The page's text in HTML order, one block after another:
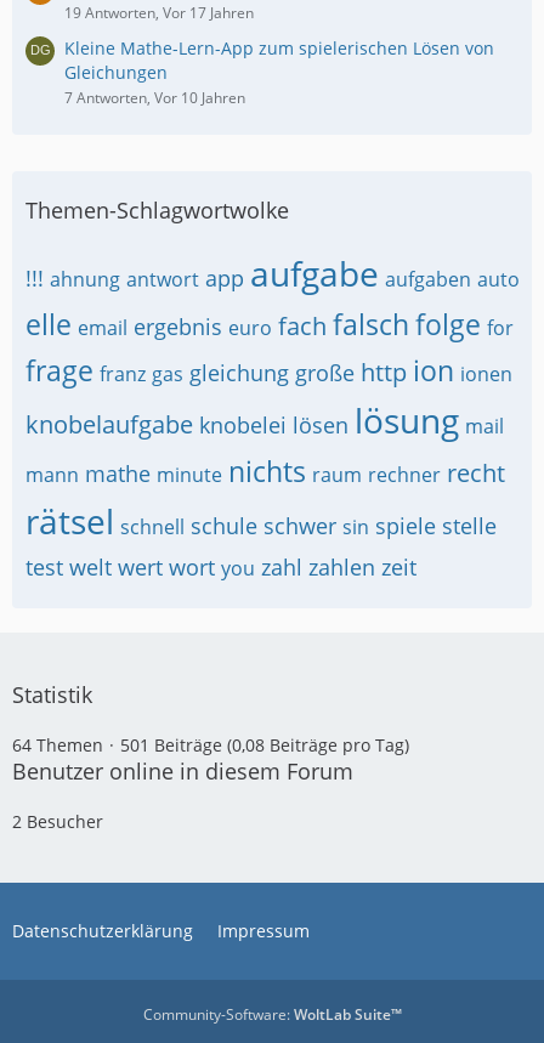
19 Antworten, Vor 17 Jahren
Kleine Mathe-Lern-App zum spielerischen Lösen von
Gleichungen
7 Antworten, Vor 10 Jahren
Themen-Schlagwortwolke
!!! ahnung antwort app aufgabe aufgaben auto
elle email ergebnis euro fach falschfolge for
frage franz gas gleichung große http ion ionen
knobelaufgabe knobelei lösen lösung mail
mann mathe minute nichts raum rechner recht
rätsel schnell schule schwer sin spiele stelle
test welt wert wort you zahl zahlen zeit
Statistik
64 Themen 501 Beiträge (0,08 Beiträge pro Tag)
Benutzer online in diesem Forum
2 Besucher
Datenschutzerklärung Impressum
Community-Software:WoltLab Suite™